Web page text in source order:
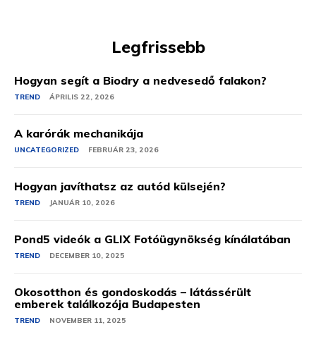
Legfrissebb
Hogyan segít a Biodry a nedvesedő falakon?
TREND ÁPRILIS 22, 2026
A karórák mechanikája
UNCATEGORIZED FEBRUÁR 23, 2026
Hogyan javíthatsz az autód külsején?
TREND JANUÁR 10, 2026
Pond5 videók a GLIX Fotóügynökség kínálatában
TREND DECEMBER 10, 2025
Okosotthon és gondoskodás – látássérült
emberek találkozója Budapesten
TREND NOVEMBER 11, 2025